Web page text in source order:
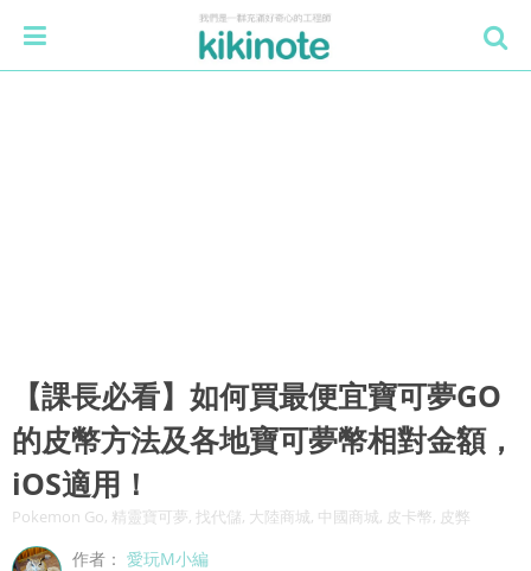
【課長必看】如何買最便宜寶可夢GO
的皮幣方法及各地寶可夢幣相對金額，
iOS適用！
Pokemon Go, 精靈寶可夢, 找代儲, 大陸商城, 中國商城, 皮卡幣, 皮弊
作者：愛玩M小編